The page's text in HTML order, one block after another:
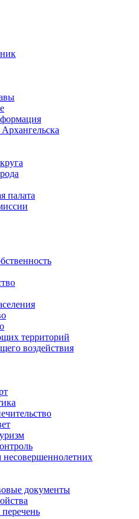
палата
территорий
воздействия
документы